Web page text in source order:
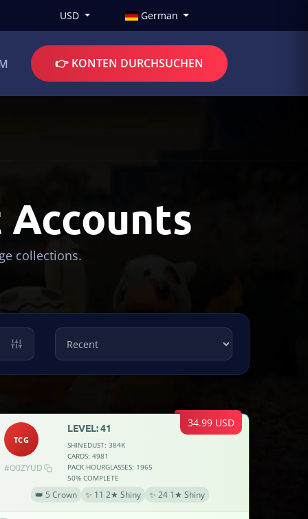
USD German
👉 KONTEN DURCHSUCHEN
Accounts
collections.
34.99 USD
TCG
#O0ZYUD
LEVEL: 41
SHINEDUST: 384K
CARDS: 4981
PACK HOURGLASSES: 1965
50% COMPLETE
👑 5 Crown ✨ 11 2★ Shiny ✨ 24 1★ Shiny